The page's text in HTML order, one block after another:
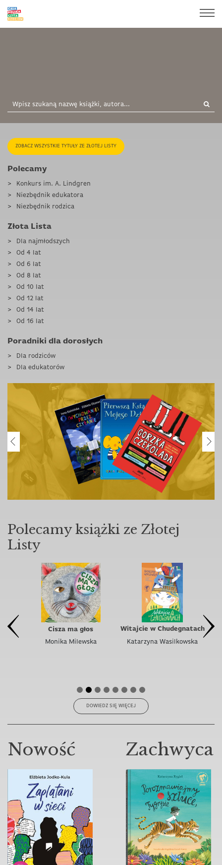
ZOBACZ WSZYSTKIE TYTUŁY ZE ZŁOTEJ LISTY
Polecamy
Konkurs im. A. Lindgren
Niezbędnik edukatora
Niezbędnik rodzica
Poradniki dla dorosłych
Dla rodziców
Dla edukatorów
Złota Lista
Dla najmłodszych
Od 4 lat
Od 6 lat
Od 8 lat
Od 10 lat
Od 12 lat
Od 14 lat
Od 16 lat
Polecamy książki ze Złotej
Listy
Cisza ma głos
Monika Milewska
Witajcie w Chudegnatach
Katarzyna Wasilkowska
DOWIEDZ SIĘ WIĘCEJ
Nowość Zachwyca